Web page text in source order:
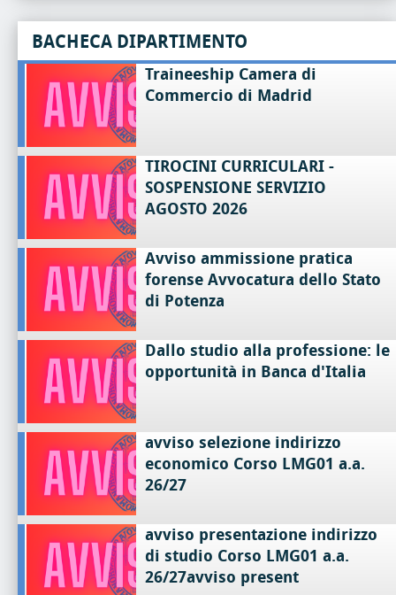
BACHECA DIPARTIMENTO
Traineeship Camera di
Commercio di Madrid
TIROCINI CURRICULARI -
SOSPENSIONE SERVIZIO
AGOSTO 2026
Avviso ammissione pratica
forense Avvocatura dello Stato
di Potenza
Dallo studio alla professione: le
opportunità in Banca d'Italia
avviso selezione indirizzo
economico Corso LMG01 a.a.
26/27
avviso presentazione indirizzo
di studio Corso LMG01 a.a.
26/27avviso present